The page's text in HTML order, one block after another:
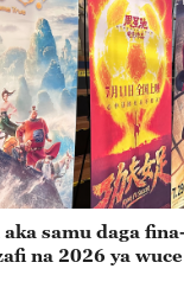
samu daga
na 2026 ya